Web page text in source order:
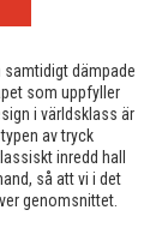
samtidigt dämpade
som uppfyller
i världsklass är
av tryck
inredd hall
så att vi i det
genomsnittet.